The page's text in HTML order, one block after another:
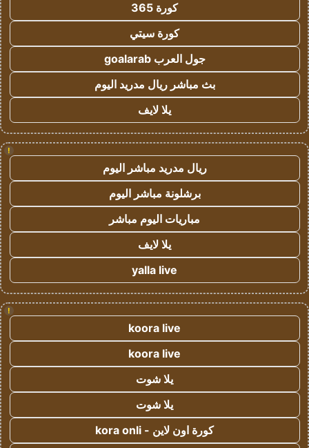
كورة 365
كورة سيتي
جول العرب goalarab
بث مباشر ريال مدريد اليوم
يلا لايف
!
ريال مدريد مباشر اليوم
برشلونة مباشر اليوم
مباريات اليوم مباشر
يلا لايف
yalla live
!
koora live
koora live
يلا شوت
يلا شوت
كورة اون لاين - kora onli